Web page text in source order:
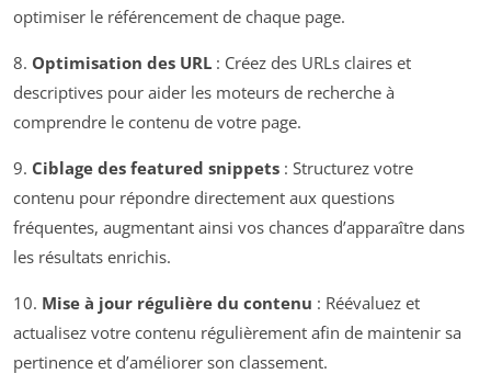
optimiser le référencement de chaque page.
8. Optimisation des URL : Créez des URLs claires et
descriptives pour aider les moteurs de recherche à
comprendre le contenu de votre page.
9. Ciblage des featured snippets : Structurez votre
contenu pour répondre directement aux questions
fréquentes, augmentant ainsi vos chances d’apparaître dans
les résultats enrichis.
10. Mise à jour régulière du contenu : Réévaluez et
actualisez votre contenu régulièrement afin de maintenir sa
pertinence et d’améliorer son classement.